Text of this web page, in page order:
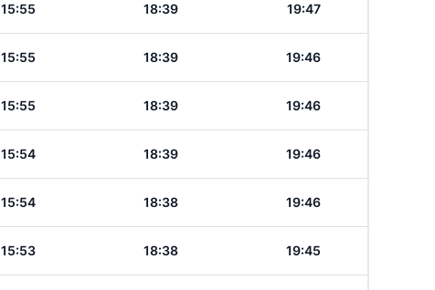
15:55 18:39 19:47
15:55 18:39 19:46
15:55 18:39 19:46
15:54 18:39 19:46
15:54 18:38 19:46
15:53 18:38 19:45